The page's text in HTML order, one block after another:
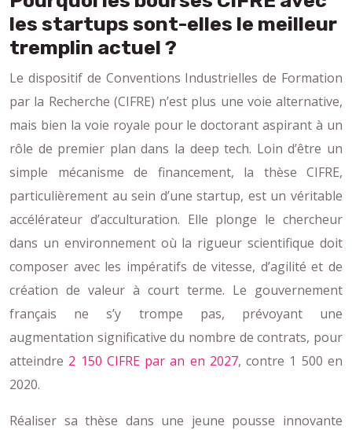
les startups sont-elles le meilleur
tremplin actuel ?
Le dispositif de Conventions Industrielles de Formation
par la Recherche (CIFRE) n’est plus une voie alternative,
mais bien la voie royale pour le doctorant aspirant à un
rôle de premier plan dans la deep tech. Loin d’être un
simple mécanisme de financement, la thèse CIFRE,
particulièrement au sein d’une startup, est un véritable
accélérateur d’acculturation. Elle plonge le chercheur
dans un environnement où la rigueur scientifique doit
composer avec les impératifs de vitesse, d’agilité et de
création de valeur à court terme. Le gouvernement
français ne s’y trompe pas, prévoyant une
augmentation significative du nombre de contrats, pour
atteindre 2 150 CIFRE par an en 2027, contre 1 500 en
2020.
Réaliser sa thèse dans une jeune pousse innovante